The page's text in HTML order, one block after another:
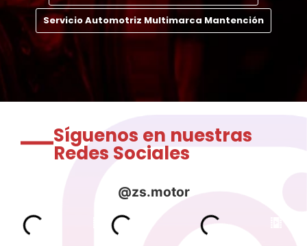
Servicio Automotriz Multimarca Mantención
Síguenos en nuestras
Redes Sociales